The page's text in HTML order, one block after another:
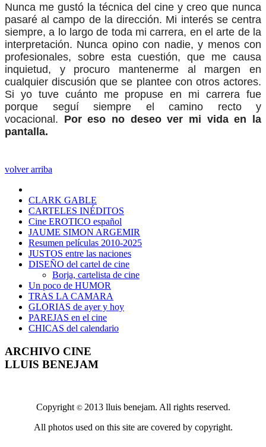
Nunca me gustó la técnica del cine y creo que nunca
pasaré al campo de la dirección. Mi interés se centra
siempre, a lo largo de toda mi carrera, en el arte de la
interpretación. Nunca opino con nadie, y menos con
profesionales, sobre esta cuestión, que me causa
inquietud, y procuro mantenerme al margen en
cualquier discusión que se plantee con otros actores.
Si yo tuve cuánto me propuse en mi carrera fue
porque seguí siempre el camino recto y
vocacional. Por eso no deseo ver mi vida en la
pantalla.
volver arriba
CLARK GABLE
CARTELES INÉDITOS
Cine EROTICO español
JAUME SIMON ARGEMIR
Resumen películas 2010-2025
JUSTOS entre las naciones
DISEÑO del cartel de cine
Borja, cartelista de cine
Un poco de HUMOR
TRAS LA CAMARA
GLORIAS de ayer y hoy
PAREJAS en el cine
CHICAS del calendario
ARCHIVO CINE
LLUIS BENEJAM
Copyright © 2013 lluis benejam. All rights reserved.
All photos used on this site are covered by copyright.